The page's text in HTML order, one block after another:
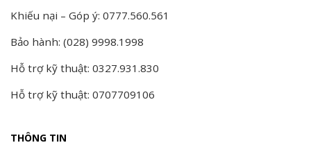
Khiếu nại – Góp ý: 0777.560.561
Bảo hành: (028) 9998.1998
Hỗ trợ kỹ thuật: 0327.931.830
Hỗ trợ kỹ thuật: 0707709106
THÔNG TIN